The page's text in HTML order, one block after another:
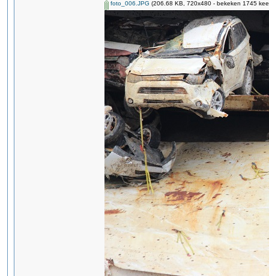
foto_006.JPG (206.68 KB, 720x480 - bekeken 1745